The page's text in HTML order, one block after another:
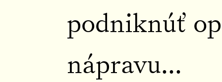
podniknúť
nápravu...